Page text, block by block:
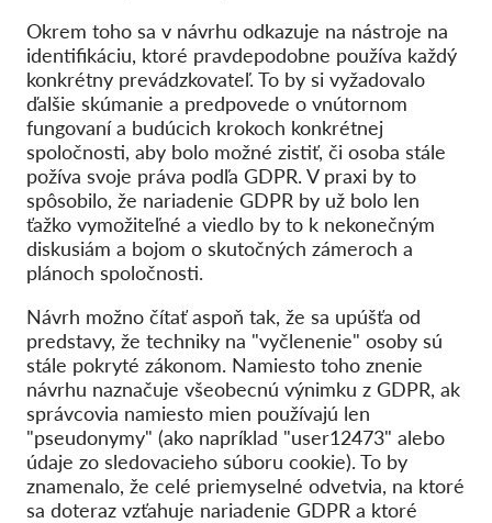
Okrem toho sa v návrhu odkazuje na nástroje na
identifikáciu, ktoré pravdepodobne používa každý
konkrétny prevádzkovateľ. To by si vyžadovalo
ďalšie skúmanie a predpovede o vnútornom
fungovaní a budúcich krokoch konkrétnej
spoločnosti, aby bolo možné zistiť, či osoba stále
požíva svoje práva podľa GDPR. V praxi by to
spôsobilo, že nariadenie GDPR by už bolo len
ťažko vymožiteľné a viedlo by to k nekonečným
diskusiám a bojom o skutočných zámeroch a
plánoch spoločnosti.
Návrh možno čítať aspoň tak, že sa upúšťa od
predstavy, že techniky na "vyčlenenie" osoby sú
stále pokryté zákonom. Namiesto toho znenie
návrhu naznačuje všeobecnú výnimku z GDPR, ak
správcovia namiesto mien používajú len
"pseudonymy" (ako napríklad "user12473" alebo
údaje zo sledovacieho súboru cookie). To by
znamenalo, že celé priemyselné odvetvia, na ktoré
sa doteraz vzťahuje nariadenie GDPR a ktoré